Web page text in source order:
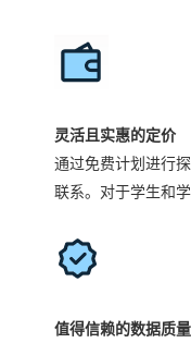
灵活且实惠的定价
通过免费计划进行
联系。对于学生和
值得信赖的数据质量